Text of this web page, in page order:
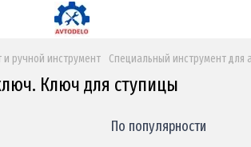
и ручной инструмент Специальный инструмент для
Ключ для ступицы
По популярности